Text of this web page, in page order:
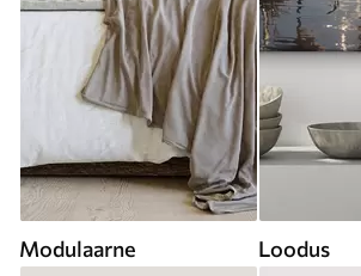
Modulaarne Loodus